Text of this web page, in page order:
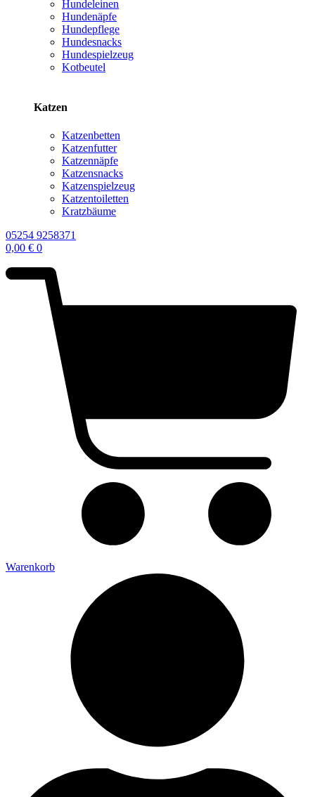
Hundeleinen
Hundenäpfe
Hundepflege
Hundesnacks
Hundespielzeug
Kotbeutel
Katzen
Katzenbetten
Katzenfutter
Katzennäpfe
Katzensnacks
Katzenspielzeug
Katzentoiletten
Kratzbäume
05254 9258371
0,00 € 0
Warenkorb